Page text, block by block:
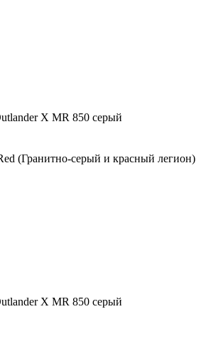
X MR 850 серый
(Гранитно-серый и красный легион)
X MR 850 серый